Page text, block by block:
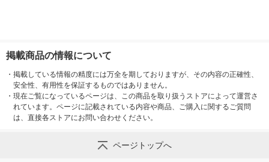
掲載商品の情報について
・ 掲載している情報の精度には万全を期しておりますが、その内容の正確性、
安全性、有用性を保証するものではありません。
・ 現在ご覧になっているページは、この商品を取り扱うストアによって運営さ
れています。ページに記載されている内容や商品、ご購入に関するご質問
は、直接各ストアにお問い合わせください。
ページトップへ